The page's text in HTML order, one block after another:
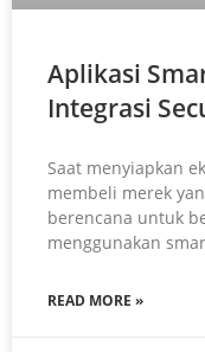
Aplikasi
Integrasi
Saat menyiapkan
membeli merek
berencana untuk
menggunakan
READ MORE »